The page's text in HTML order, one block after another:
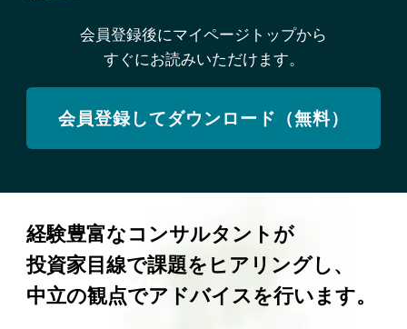
会員登録後にマイページトップから
すぐにお読みいただけます。
会員登録してダウンロード（無料）
経験豊富なコンサルタントが
投資家目線で課題をヒアリングし、
中立の観点でアドバイスを行います。